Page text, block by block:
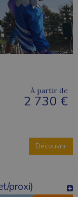
À partir de
2 730 €
Découvrir
proxi)